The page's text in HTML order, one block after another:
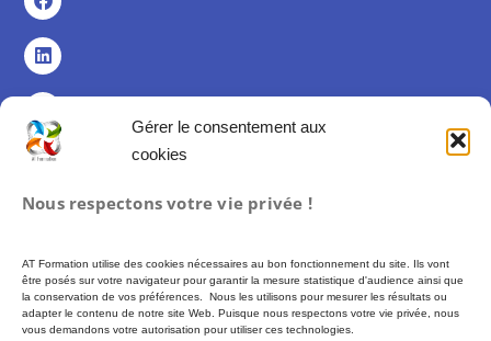
Gérer le consentement aux
cookies
Nous respectons votre vie privée !
AT Formation utilise des cookies nécessaires au bon fonctionnement du site. Ils vont
être posés sur votre navigateur pour garantir la mesure statistique d'audience ainsi que
la conservation de vos préférences. Nous les utilisons pour mesurer les résultats ou
adapter le contenu de notre site Web. Puisque nous respectons votre vie privée, nous
vous demandons votre autorisation pour utiliser ces technologies.
Politique de cookies (UE)
Conditions Générales de Vente